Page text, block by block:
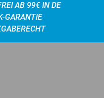
AB 99€ IN DE
GARANTIE